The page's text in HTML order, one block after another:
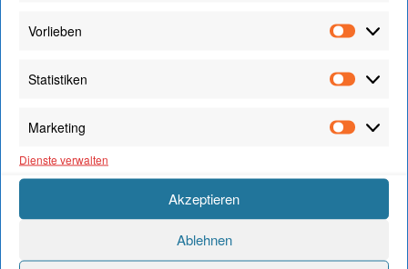
Vorlieben
Statistiken
Marketing
Dienste verwalten
Akzeptieren
Ablehnen